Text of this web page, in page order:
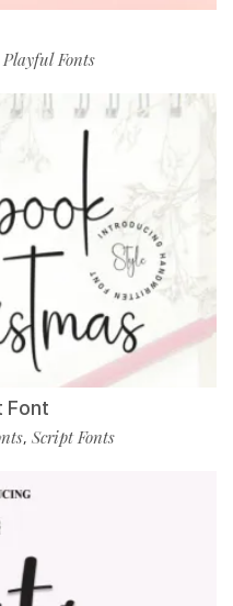
Playful Fonts
Font
, Script Fonts